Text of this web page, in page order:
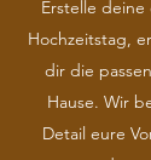
Erstelle
Hochzeitstag,
dir die
Hause. Wir
Detail eure